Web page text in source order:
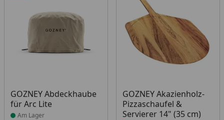
GOZNEY Abdeckhaube
für Arc Lite
Produkt am Lager
Am Lager
GOZNEY Akazienholz-
Pizzaschaufel &
Servierer 14" (35 cm)
Produkt am Lager